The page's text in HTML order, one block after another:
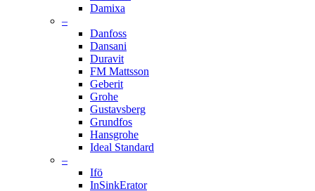
Damixa
–
Danfoss
Dansani
Duravit
FM Mattsson
Geberit
Grohe
Gustavsberg
Grundfos
Hansgrohe
Ideal Standard
–
Ifö
InSinkErator